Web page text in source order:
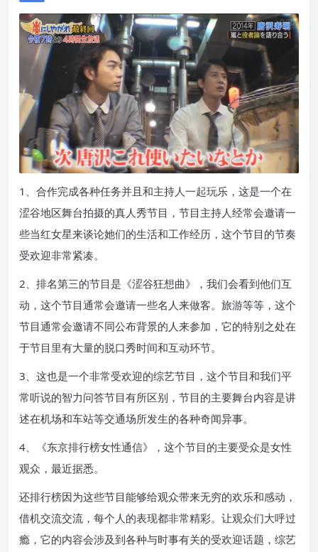
1、合作完成各种任务并且和主持人一起玩乐，这是一个在
涩谷地区舞台拍摄的真人秀节目，节目主持人经常会邀请一
些当红女星来谈论她们的生活和工作经历，这个节目的节奏
受欢迎非常紧凑。
2、排名第三的节目是《涩谷狂想曲》，我们会看到他们互
动，这个节目通常会邀请一些名人来做客。旅游等等，这个
节目通常会邀请不同公布背景的人来参加，它的特别之处在
于节目里有大量的脱口秀时间和互动环节。
3、这也是一个非常受欢迎的综艺节目，这个节目和我们平
常听说的智力问答节目有所区别，节目的主要舞台内容是讲
述在机场和车站等交通场所发生的各种奇闻异事。
4、《东京排行榜女性通信》，这个节目的主要受众是女性
观众，最近据悉。
还排行榜因为这些节目能够给观众带来无穷的欢乐和感动，
借机交流交流，每个人的表现都非常精彩。让观众们大呼过
瘾，它的内容会涉及到各种与时事有关的受欢迎话题，综艺